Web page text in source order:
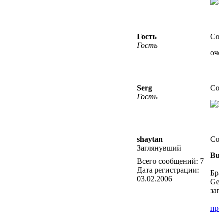
Гость
Гость
Serg
Гость
shaytan
Заглянувший
Всего сообщений: 7
Дата регистрации:
03.02.2006